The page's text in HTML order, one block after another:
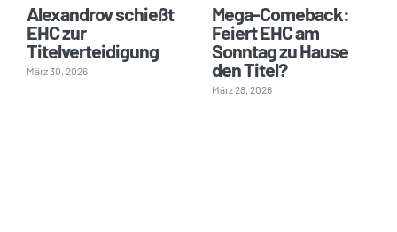
Alexandrov schießt
EHC zur
Titelverteidigung
März 30, 2026
Mega-Comeback:
Feiert EHC am
Sonntag zu Hause
den Titel?
März 28, 2026